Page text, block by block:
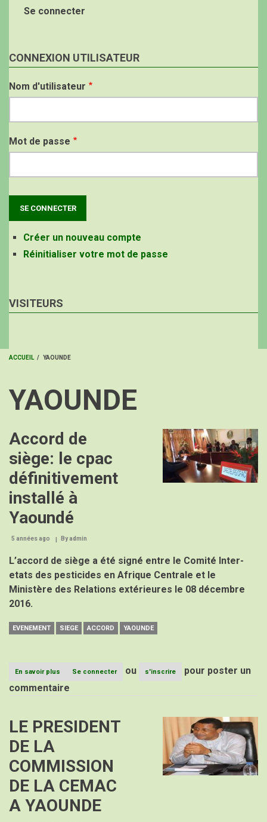
Se connecter
CONNEXION UTILISATEUR
Nom d'utilisateur
Mot de passe
Créer un nouveau compte
Réinitialiser votre mot de passe
VISITEURS
D'ARIANE
ACCUEIL / YAOUNDE
YAOUNDE
Image
Accord de
siège: le cpac
définitivement
installé à
Yaoundé
5 années ago Byadmin
L’accord de siège a été signé entre le Comité Inter-
etats des pesticides en Afrique Centrale et le
Ministère des Relations extérieures le 08 décembre
2016.
EVENEMENT SIEGE ACCORD YAOUNDE
En savoir plus
Accord
de
cpac
définitivement
Yaoundé
Se connecter ou s'inscrire
pour poster un
commentaire
LE PRESIDENT
DE LA
COMMISSION
DE LA CEMAC
A YAOUNDE